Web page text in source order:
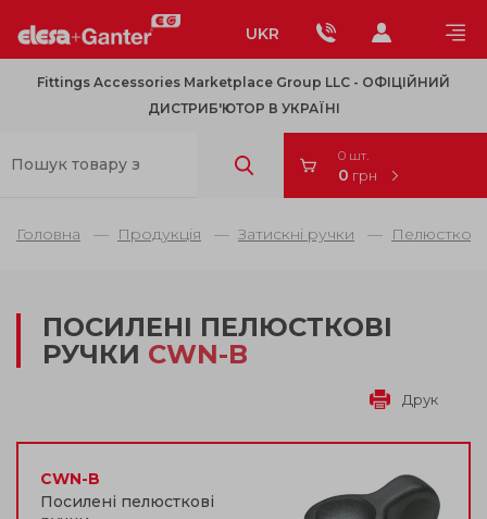
UKR
Fittings Accessories Marketplace Group LLC - OФІЦІЙНИЙ
ДИСТРИБ'ЮТОР В УКРАЇНІ
0 шт.
0 грн
Головна Продукція Затискні ручки
ПОСИЛЕНІ ПЕЛЮСТКОВІ
РУЧКИ CWN-B
Друк
CWN-B
Посилені пелюсткові